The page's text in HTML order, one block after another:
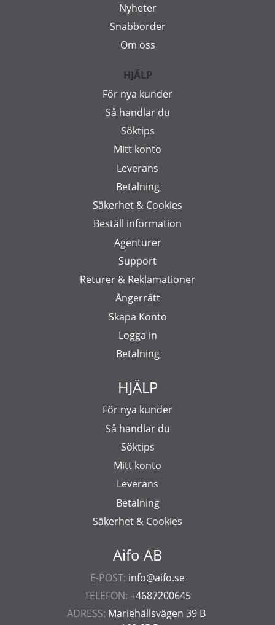
Aifo AB
E-POST: info@aifo.se
TELEFON: +4687200645
ADRESS: Mariehällsvägen 39 B
Nyheter
Snabborder
Om oss
HJÄLP
För nya kunder
Så handlar du
Söktips
Mitt konto
Leverans
Betalning
Säkerhet & Cookies
Beställ information
Agenturer
Support
Returer & Reklamationer
Ångerrätt
Skapa Konto
Logga in
Betalning
HJÄLP
För nya kunder
Så handlar du
Söktips
Mitt konto
Leverans
Betalning
Säkerhet & Cookies